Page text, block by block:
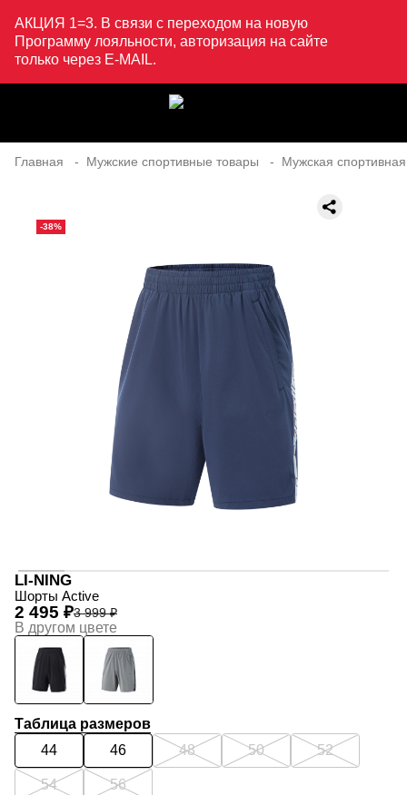
АКЦИЯ 1=3. В связи с переходом на новую
Программу лояльности, авторизация на сайте
только через E-MAIL.
Главная Мужские спортивные товары Мужская
-38%
LI-NING
Шорты Active
3 999 ₽
2 495 ₽
В другом цвете
Таблица размеров
44
46 48 50 52
54 56